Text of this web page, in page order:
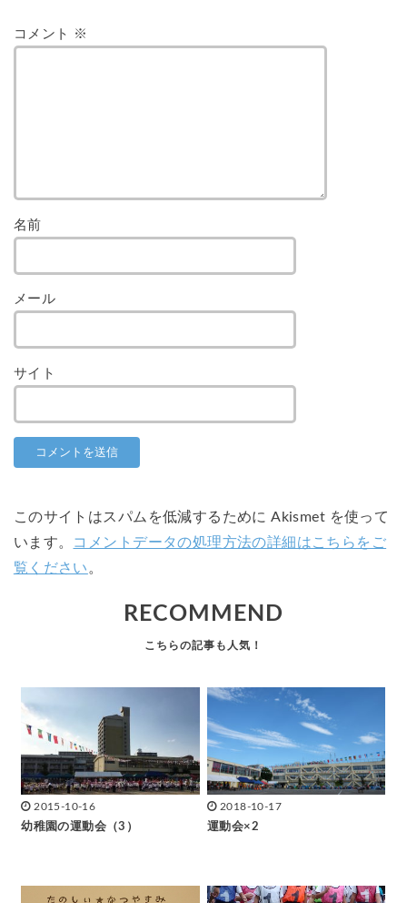
コメント ※
名前
メール
サイト
このサイトはスパムを低減するために Akismet を使って
います。 コメントデータの処理方法の詳細はこちらをご
覧ください 。
RECOMMEND
2015-10-16
幼稚園の運動会（3）
2018-10-17
運動会×2